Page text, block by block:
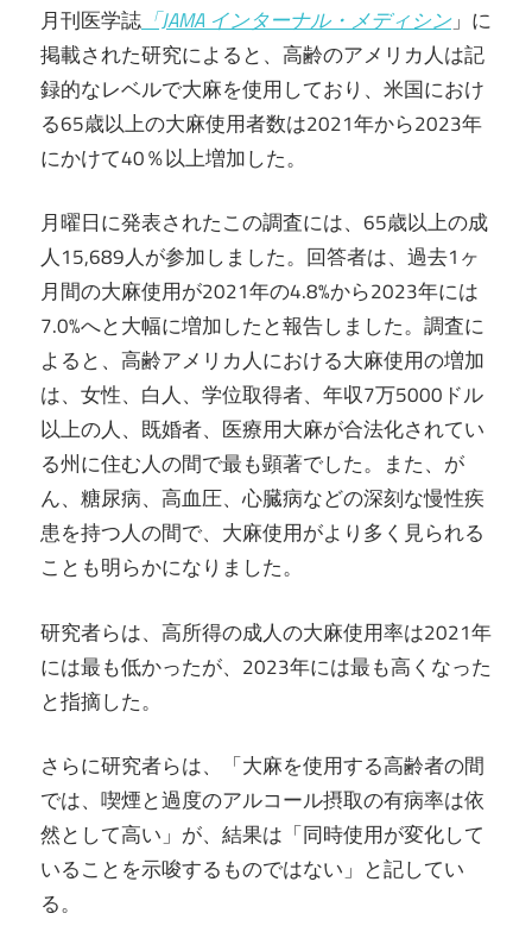
月刊医学誌 「JAMA インターナル・メディシン」に
掲載された研究によると、高齢のアメリカ人は記
録的なレベルで大麻を使用しており、米国におけ
る65歳以上の大麻使用者数は2021年から2023年
にかけて40％以上増加した。
月曜日に発表されたこの調査には、65歳以上の成
人15,689人が参加しました。回答者は、過去1ヶ
月間の大麻使用が2021年の4.8%から2023年には
7.0%へと大幅に増加したと報告しました。調査に
よると、高齢アメリカ人における大麻使用の増加
は、女性、白人、学位取得者、年収7万5000ドル
以上の人、既婚者、医療用大麻が合法化されてい
る州に住む人の間で最も顕著でした。また、が
ん、糖尿病、高血圧、心臓病などの深刻な慢性疾
患を持つ人の間で、大麻使用がより多く見られる
ことも明らかになりました。
研究者らは、高所得の成人の大麻使用率は2021年
には最も低かったが、2023年には最も高くなった
と指摘した。
さらに研究者らは、「大麻を使用する高齢者の間
では、喫煙と過度のアルコール摂取の有病率は依
然として高い」が、結果は「同時使用が変化して
いることを示唆するものではない」と記してい
る。